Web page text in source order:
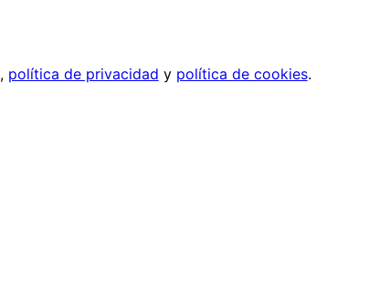
, política de privacidad y política de cookies.